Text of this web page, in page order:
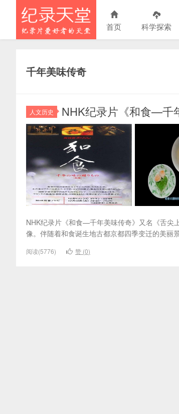
首页 科学探索
千年美味传奇
人文历史 NHK纪录片《和食—千
NHK纪录片《和食—千年美味传奇》又名《舌
像。伴随着和食诞生地古都京都四季变迁的美丽
阅读(5776) 赞 (0)